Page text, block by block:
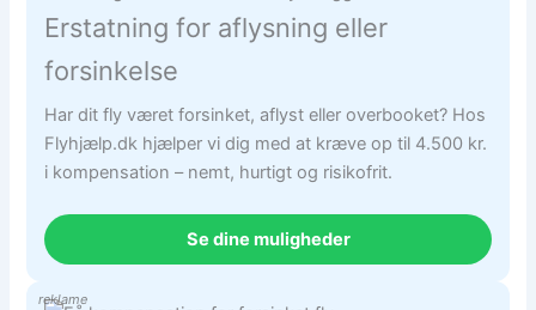
Erstatning for aflysning eller
forsinkelse
Har dit fly været forsinket, aflyst eller overbooket? Hos
Flyhjælp.dk hjælper vi dig med at kræve op til 4.500 kr.
i kompensation – nemt, hurtigt og risikofrit.
Se dine muligheder
reklame